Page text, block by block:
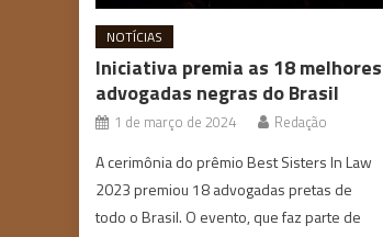
NOTÍCIAS
Iniciativa premia as 18 melhores
advogadas negras do Brasil
1 de março de 2024 Redação
A cerimônia do prêmio Best Sisters In Law
2023 premiou 18 advogadas pretas de
todo o Brasil. O evento, que faz parte de